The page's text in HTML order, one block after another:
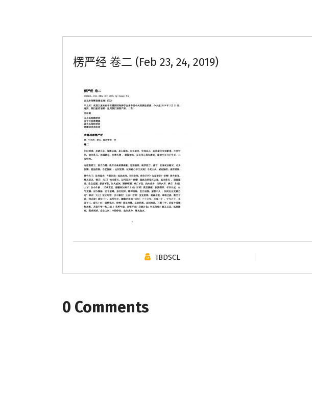
楞严经 卷二 (Feb 23, 24, 2019)
IBDSCL
0 Comments